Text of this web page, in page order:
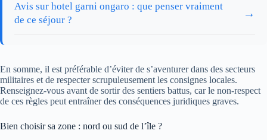
Avis sur hotel garni ongaro : que penser vraiment
de ce séjour ?
→
En somme, il est préférable d’éviter de s’aventurer dans des secteurs
militaires et de respecter scrupuleusement les consignes locales.
Renseignez-vous avant de sortir des sentiers battus, car le non-respect
de ces règles peut entraîner des conséquences juridiques graves.
Bien choisir sa zone : nord ou sud de l’île ?